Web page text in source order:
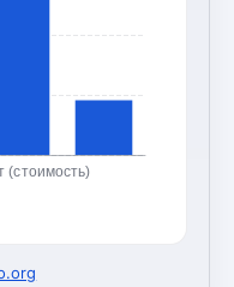
(стоимость)